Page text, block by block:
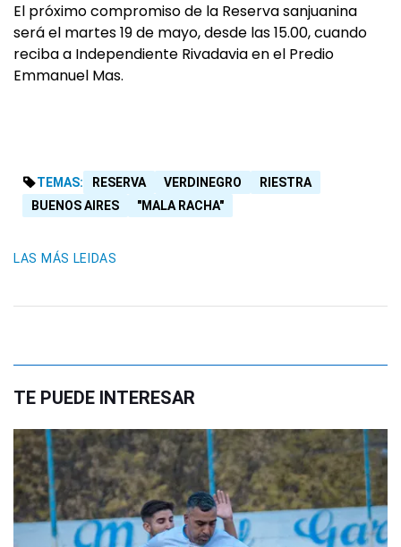
El próximo compromiso de la Reserva sanjuanina
será el martes 19 de mayo, desde las 15.00, cuando
reciba a Independiente Rivadavia en el Predio
Emmanuel Mas.
TEMAS: RESERVA VERDINEGRO
RIESTRA
BUENOS AIRES
"MALA RACHA"
LAS MÁS LEIDAS
TE PUEDE INTERESAR